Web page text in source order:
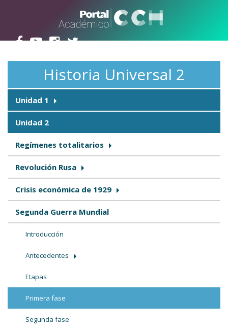
Historia Universal 2
Unidad 1
Unidad 2
Regímenes totalitarios
Revolución Rusa
Crisis económica de 1929
Segunda Guerra Mundial
Introducción
Antecedentes
Etapas
Primera fase
Segunda fase